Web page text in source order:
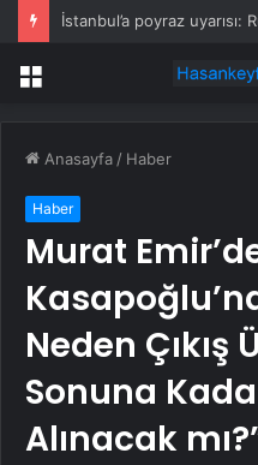
İstanbul’a poyraz uyarısı:
Menü
Anasayfa / Haber
Haber
Murat
Neden Çıkış
Sonuna
Alınacak